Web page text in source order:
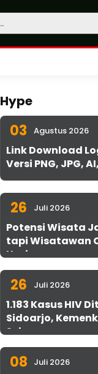
Hype
03 Agustus 2026
Link Download
Versi PNG, JPG,
26 Juli 2026
Potensi Wisata
tapi Wisatawan
Hari
26 Juli 2026
1.183 Kasus HIV
Sidoarjo,
Sebenarnya
08 Juli 2026